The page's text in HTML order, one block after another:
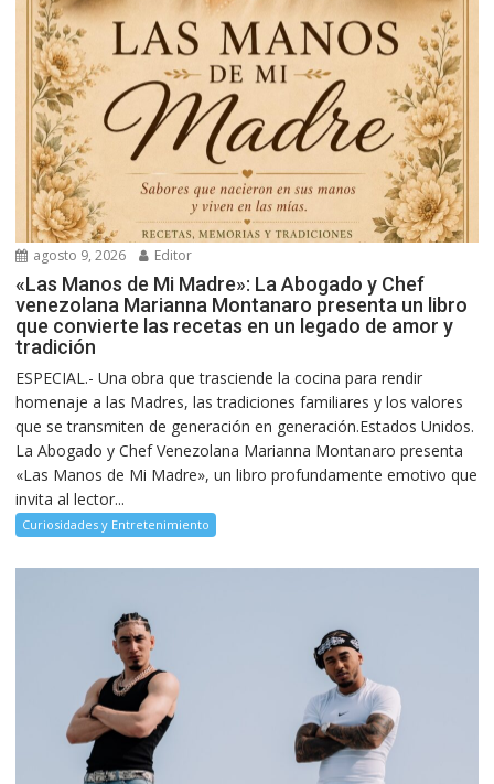
agosto 9, 2026 Editor
«Las Manos de Mi Madre»: La Abogado y Chef
venezolana Marianna Montanaro presenta un libro
que convierte las recetas en un legado de amor y
tradición
ESPECIAL.- Una obra que trasciende la cocina para rendir
homenaje a las Madres, las tradiciones familiares y los valores
que se transmiten de generación en generación.Estados Unidos.
La Abogado y Chef Venezolana Marianna Montanaro presenta
«Las Manos de Mi Madre», un libro profundamente emotivo que
invita al lector...
Curiosidades y Entretenimiento